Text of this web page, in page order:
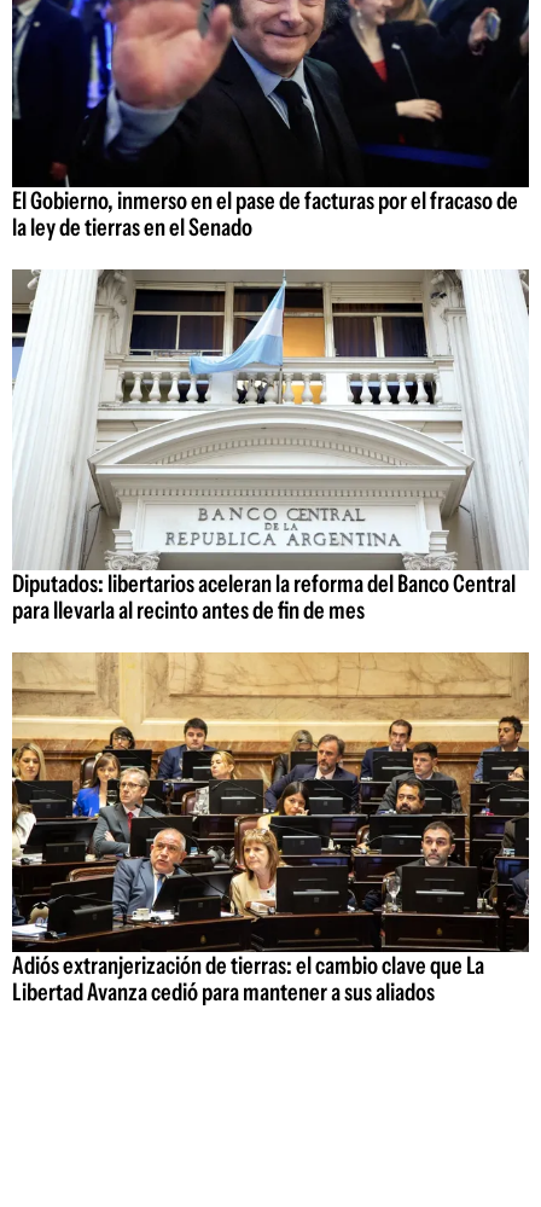
El Gobierno, inmerso en el pase de facturas por el fracaso de
la ley de tierras en el Senado
Diputados: libertarios aceleran la reforma del Banco Central
para llevarla al recinto antes de fin de mes
Adiós extranjerización de tierras: el cambio clave que La
Libertad Avanza cedió para mantener a sus aliados